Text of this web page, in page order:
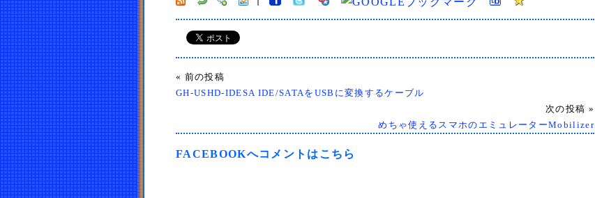
« 前の投稿
GH-USHD-IDESA IDE/SATAをUSBに変換するケーブル
次の投稿 »
めちゃ使えるスマホのエミュレーターMobilizer
FACEBOOKへコメントはこちら